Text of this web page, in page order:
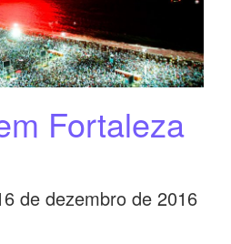
Fortaleza
de dezembro de 2016